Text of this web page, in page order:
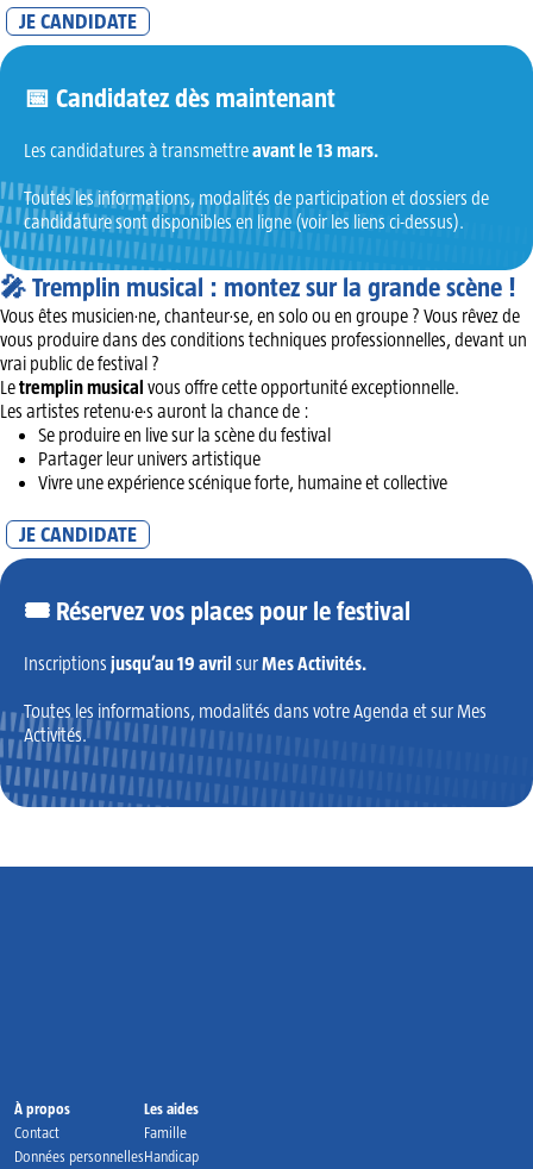
JE CANDIDATE
📅 Candidatez dès maintenant
Les candidatures à transmettreavant le 13 mars.
Toutes les informations, modalités de participation et dossiers de
candidature sont disponibles en ligne (voir les liens ci-dessus).
🎤 Tremplin musical : montez sur la grande scène !
Vous êtes musicien·ne, chanteur·se, en solo ou en groupe ? Vous rêvez de
vous produire dans des conditions techniques professionnelles, devant un
vrai public de festival ?
Letremplin musical vous offre cette opportunité exceptionnelle.
Les artistes retenu·e·s auront la chance de :
Se produire en live sur la scène du festival
Partager leur univers artistique
Vivre une expérience scénique forte, humaine et collective
JE CANDIDATE
🎟️ Réservez vos places pour le festival
Inscriptions jusqu’au 19 avril surMes Activités.
Toutes les informations, modalités dans votre Agenda et sur Mes
Activités.
Accueil
À propos
Contact
Données personnelles
Les aides
Famille
Handicap